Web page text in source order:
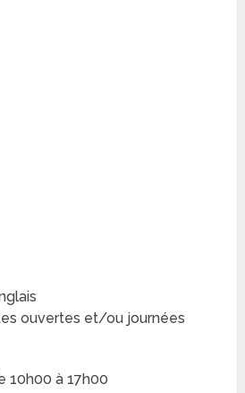
ouvertes et/ou journées
10h00 à 17h00